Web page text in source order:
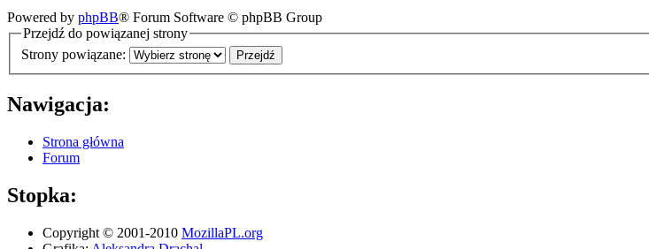
Powered by phpBB® Forum Software © phpBB Group
Przejdź do powiązanej strony
Strony powiązane:
Nawigacja:
Strona główna
Forum
Stopka:
Copyright © 2001-2010 MozillaPL.org